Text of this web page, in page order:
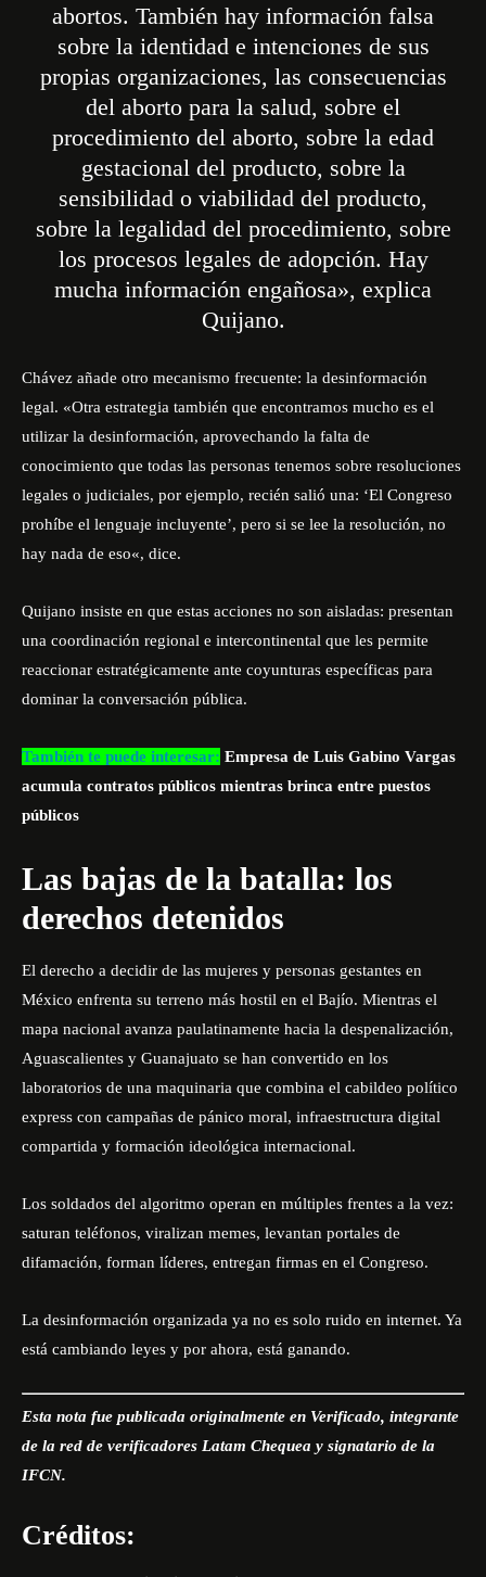
abortos. También hay información falsa
sobre la identidad e intenciones de sus
propias organizaciones, las consecuencias
del aborto para la salud, sobre el
procedimiento del aborto, sobre la edad
gestacional del producto, sobre la
sensibilidad o viabilidad del producto,
sobre la legalidad del procedimiento, sobre
los procesos legales de adopción. Hay
mucha información engañosa», explica
Quijano.
Chávez añade otro mecanismo frecuente: la desinformación
legal. «Otra estrategia también que encontramos mucho es el
utilizar la desinformación, aprovechando la falta de
conocimiento que todas las personas tenemos sobre resoluciones
legales o judiciales, por ejemplo, recién salió una: ‘El Congreso
prohíbe el lenguaje incluyente’, pero si se lee la resolución, no
hay nada de eso«, dice.
Quijano insiste en que estas acciones no son aisladas: presentan
una coordinación regional e intercontinental que les permite
reaccionar estratégicamente ante coyunturas específicas para
dominar la conversación pública.
También te puede interesar: Empresa de Luis Gabino Vargas
acumula contratos públicos mientras brinca entre puestos
públicos
Las bajas de la batalla: los
derechos detenidos
El derecho a decidir de las mujeres y personas gestantes en
México enfrenta su terreno más hostil en el Bajío. Mientras el
mapa nacional avanza paulatinamente hacia la despenalización,
Aguascalientes y Guanajuato se han convertido en los
laboratorios de una maquinaria que combina el cabildeo político
express con campañas de pánico moral, infraestructura digital
compartida y formación ideológica internacional.
Los soldados del algoritmo operan en múltiples frentes a la vez:
saturan teléfonos, viralizan memes, levantan portales de
difamación, forman líderes, entregan firmas en el Congreso.
La desinformación organizada ya no es solo ruido en internet. Ya
está cambiando leyes y por ahora, está ganando.
Esta nota fue publicada originalmente en Verificado, integrante
de la red de verificadores Latam Chequea y signatario de la
IFCN.
Créditos: